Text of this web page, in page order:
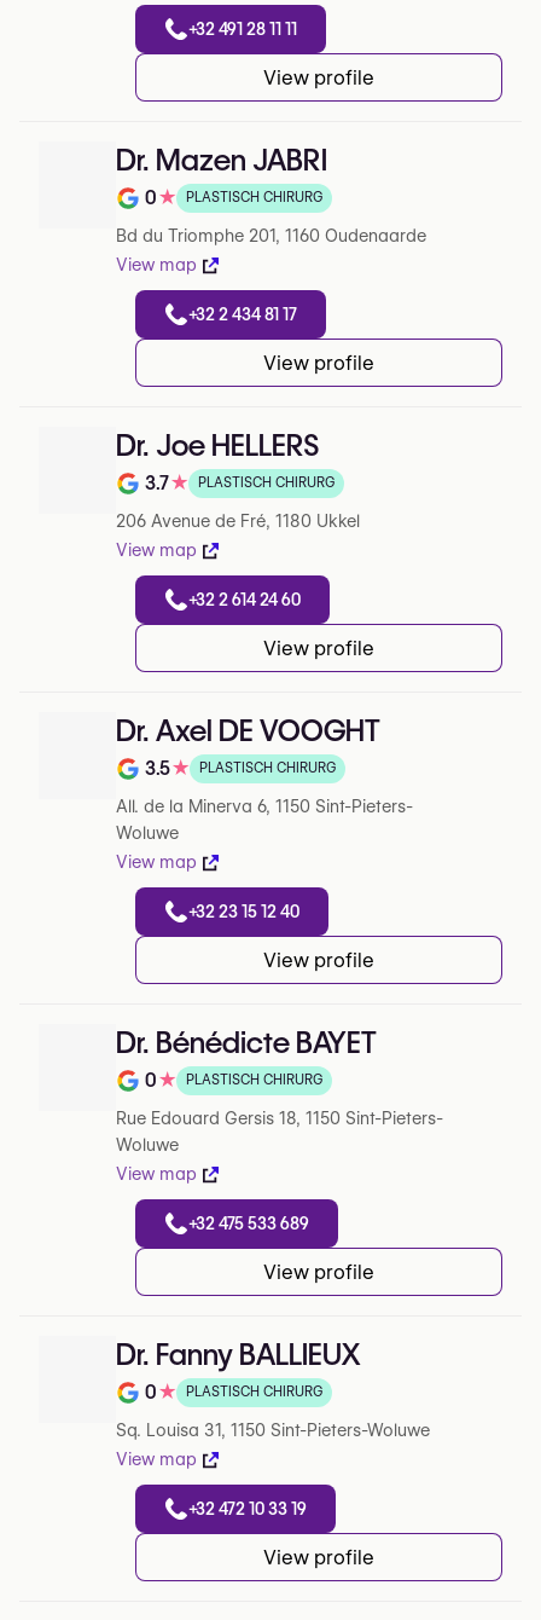
+32 491 28 11 11
View profile
Dr. Mazen JABRI
Note de 0 sur 5 sur Google
0★ PLASTISCH CHIRURG
Bd du Triomphe 201, 1160 Oudenaarde
View map
+32 2 434 81 17
View profile
Dr. Joe HELLERS
Note de 3.7 sur 5 sur Google
3.7★ PLASTISCH CHIRURG
206 Avenue de Fré, 1180 Ukkel
View map
+32 2 614 24 60
View profile
Dr. Axel DE VOOGHT
Note de 3.5 sur 5 sur Google
3.5★ PLASTISCH CHIRURG
All. de la Minerva 6, 1150 Sint-Pieters-
Woluwe
View map
+32 23 15 12 40
View profile
Dr. Bénédicte BAYET
Note de 0 sur 5 sur Google
0★ PLASTISCH CHIRURG
Rue Edouard Gersis 18, 1150 Sint-Pieters-
Woluwe
View map
+32 475 533 689
View profile
Dr. Fanny BALLIEUX
Note de 0 sur 5 sur Google
0★ PLASTISCH CHIRURG
Sq. Louisa 31, 1150 Sint-Pieters-Woluwe
View map
+32 472 10 33 19
View profile